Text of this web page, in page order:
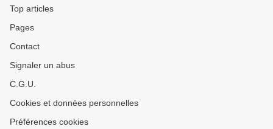
Top articles
Pages
Contact
Signaler un abus
C.G.U.
Cookies et données personnelles
Préférences cookies